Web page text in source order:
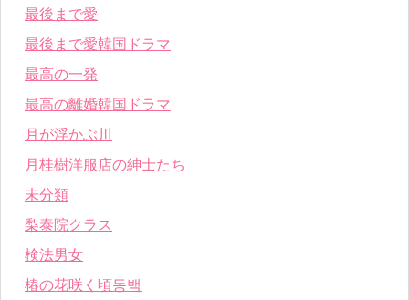
最後まで愛
最後まで愛韓国ドラマ
最高の一発
最高の離婚韓国ドラマ
月が浮かぶ川
月桂樹洋服店の紳士たち
未分類
梨泰院クラス
検法男女
椿の花咲く頃동백